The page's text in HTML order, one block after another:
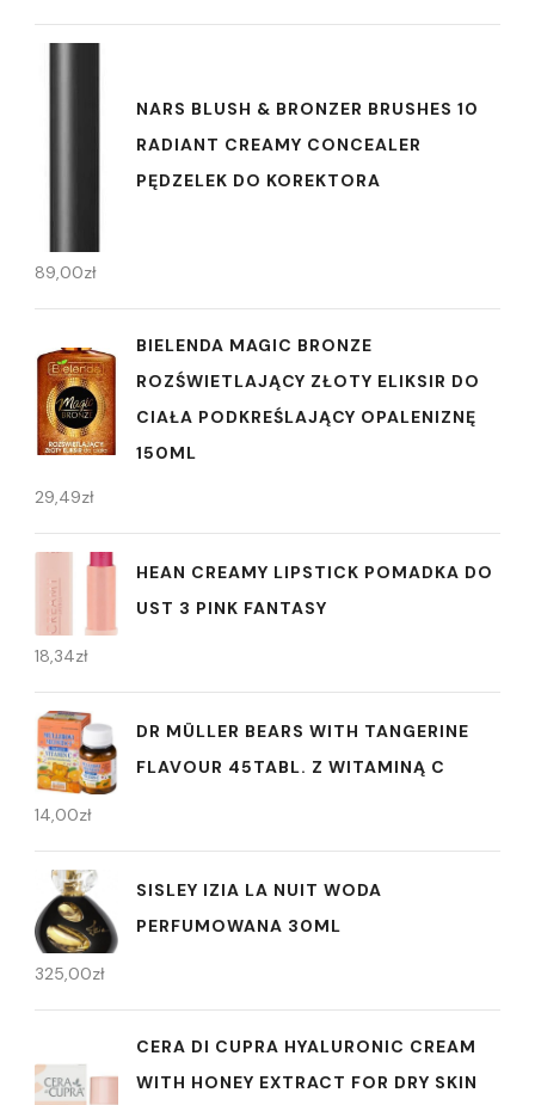
NARS BLUSH & BRONZER BRUSHES 10
RADIANT CREAMY CONCEALER
PĘDZELEK DO KOREKTORA
89,00zł
BIELENDA MAGIC BRONZE
ROZŚWIETLAJĄCY ZŁOTY ELIKSIR DO
CIAŁA PODKREŚLAJĄCY OPALENIZNĘ
150ML
29,49zł
HEAN CREAMY LIPSTICK POMADKA DO
UST 3 PINK FANTASY
18,34zł
DR MÜLLER BEARS WITH TANGERINE
FLAVOUR 45TABL. Z WITAMINĄ C
14,00zł
SISLEY IZIA LA NUIT WODA
PERFUMOWANA 30ML
325,00zł
CERA DI CUPRA HYALURONIC CREAM
WITH HONEY EXTRACT FOR DRY SKIN